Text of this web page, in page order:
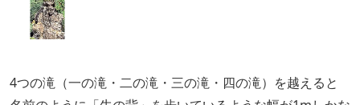
4つの滝（一の滝・二の滝・三の滝・四の滝）を越えると